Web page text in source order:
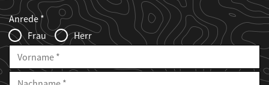
Web2Case
Infofelder
Fieldset
anrede_name
Anrede
Frau
Herr
Vorname